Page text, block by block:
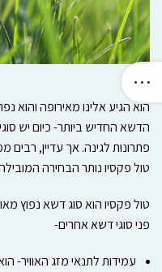
הוא הגיע אלינו מאירופה והוא
הדשא החדיש ביותר- כיום יש
פתרונות לגינה. אך עדיין,
טול פקסיו נותר הבחירה
טול פקסיו הוא סוג דשא נפוץ
פני סוגי דשא אחרים-
עמידות לתנאי מזג האוויר-